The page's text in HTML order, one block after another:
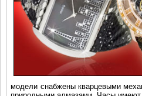
модели снабжены кварцевыми